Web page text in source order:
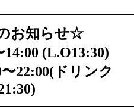
お知らせ☆
(L.O13:30)
22:00(ドリンク